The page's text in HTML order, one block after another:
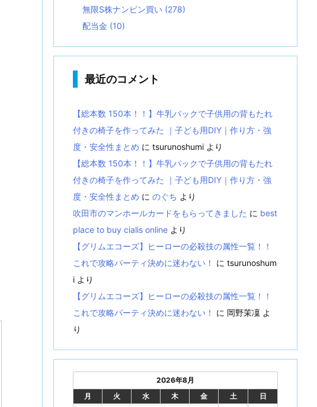
無限S株ナンピン買い (278)
配当金 (10)
最近のコメント
【総本数 150本！！】牛乳パックで子供用の背もたれ
付きの椅子を作ってみた ｜子ども用DIY｜作り方・強
度・安全性まとめ に tsurunoshumi より
【総本数 150本！！】牛乳パックで子供用の背もたれ
付きの椅子を作ってみた ｜子ども用DIY｜作り方・強
度・安全性まとめ に のぐち より
吹田市のマンホールカードをもらってきました に best
place to buy cialis online より
【グリムエコーズ】ヒーローの必殺技の属性一覧！！
これで攻略パーティ決めに迷わない！
に tsurunoshum
i より
【グリムエコーズ】ヒーローの必殺技の属性一覧！！
これで攻略パーティ決めに迷わない！
に 岡野茉凜 よ
り
2026年8月
月
火 水 木 金 土
日